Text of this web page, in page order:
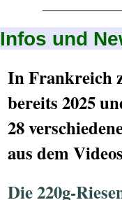
Infos und
In Frankreich
bereits 2025
28
aus dem
Die 220g-